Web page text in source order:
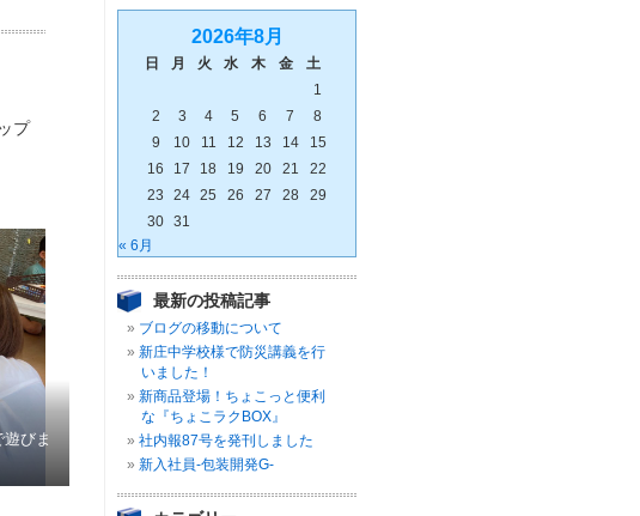
プ
びま
2026年8月
日 月 火 水 木 金
土
1
2
3 4 5 6 7
8
9
10 11 12 13 14
15
16
17 18 19 20 21
22
23
24 25 26 27 28
29
30 31
« 6月
最新の投稿記事
ブログの移動について
新庄中学校様で防災講義を行
いました！
新商品登場！ちょこっと便利
な『ちょこラクBOX』
社内報87号を発刊しました
新入社員-包装開発G-